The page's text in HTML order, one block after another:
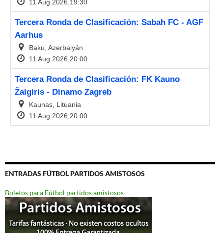
ENTRADAS FÚTBOL PARTIDOS AMISTOSOS
Boletos para Fútbol partidos amistosos